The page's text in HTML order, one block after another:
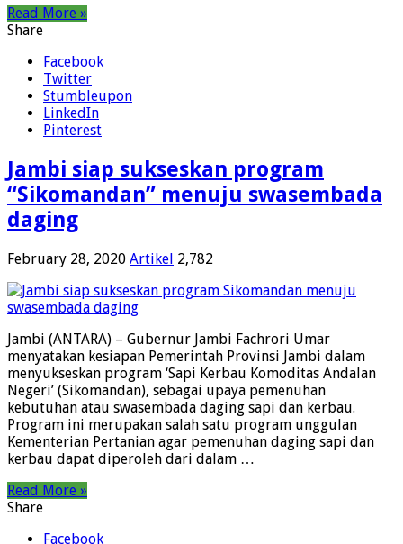
Read More »
Share
Facebook
Twitter
Stumbleupon
LinkedIn
Pinterest
Jambi siap sukseskan program
“Sikomandan” menuju swasembada
daging
February 28, 2020 Artikel 2,782
Jambi (ANTARA) – Gubernur Jambi Fachrori Umar
menyatakan kesiapan Pemerintah Provinsi Jambi dalam
menyukseskan program ‘Sapi Kerbau Komoditas Andalan
Negeri’ (Sikomandan), sebagai upaya pemenuhan
kebutuhan atau swasembada daging sapi dan kerbau.
Program ini merupakan salah satu program unggulan
Kementerian Pertanian agar pemenuhan daging sapi dan
kerbau dapat diperoleh dari dalam …
Read More »
Share
Facebook